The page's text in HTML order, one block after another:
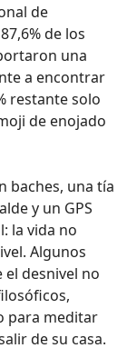
de
de los
una
a encontrar
restante solo
de enojado
baches, una tía
y un GPS
la vida no
Algunos
desnivel no
para meditar
de su casa.